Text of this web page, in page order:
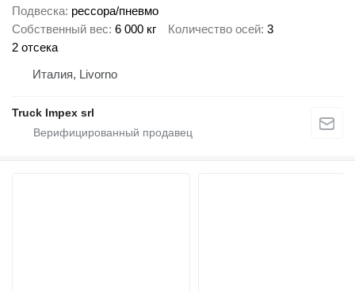
Подвеска рессора/пневмо
Собственный вес 6 000 кг Количество осей 3
2 отсека
Италия, Livorno
Truck Impex srl